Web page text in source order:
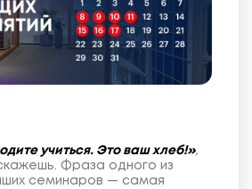
учиться. Это ваш хлеб!»,
Фраза одного из
семинаров — самая